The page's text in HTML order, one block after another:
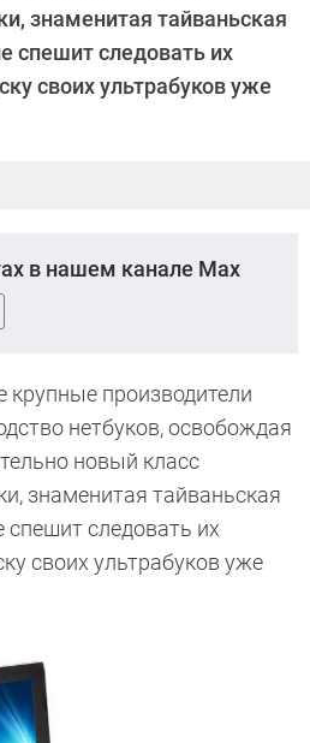
знаменитая тайваньская
спешит следовать их
своих ультрабуков уже
в нашем канале Max
крупные производители
нетбуков, освобождая
новый класс
знаменитая тайваньская
спешит следовать их
своих ультрабуков уже